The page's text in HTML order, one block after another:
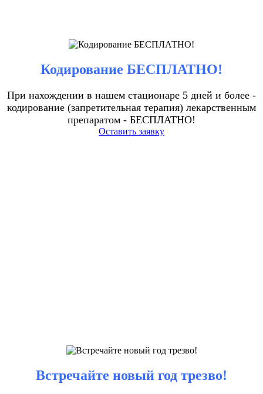
Кодирование БЕСПЛАТНО!
При нахождении в нашем стационаре 5 дней и более -
кодирование (запретительная терапия) лекарственным
препаратом - БЕСПЛАТНО!
Оставить заявку
Встречайте новый год трезво!